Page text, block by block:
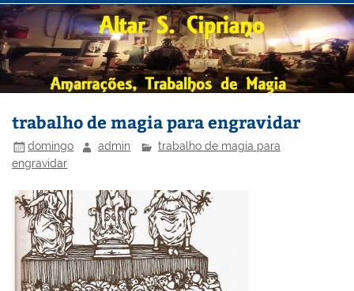
trabalho de magia para engravidar
domingo admin
trabalho de magia para
engravidar